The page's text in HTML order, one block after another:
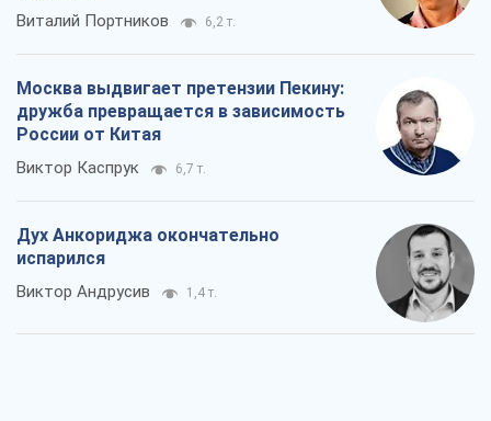
Виталий Портников 6,2 т.
Москва выдвигает претензии Пекину:
дружба превращается в зависимость
России от Китая
Виктор Каспрук 6,7 т.
Дух Анкориджа окончательно
испарился
Виктор Андрусив 1,4 т.